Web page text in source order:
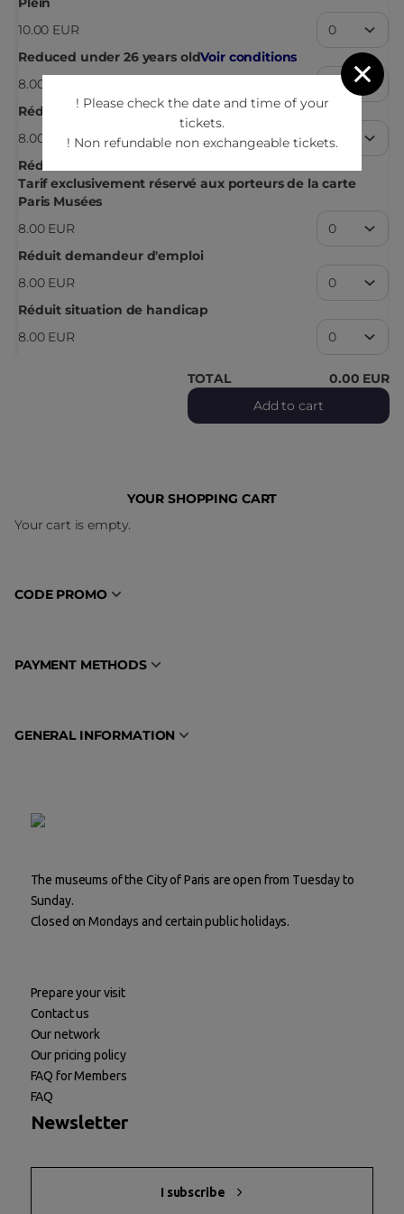
10.00 EUR
Reduced under 26 years oldVoir conditions
8.00
Réduit enseignant
8.00
EUR
Réduit adhérent Paris Musées
Tarif exclusivement réservé aux porteurs de la carte
Paris Musées
8.00 EUR
Réduit demandeur d'emploi
8.00 EUR
Réduit situation de handicap
8.00 EUR
TOTAL 0.00 EUR
Add to cart
YOUR SHOPPING CART
Your cart is empty.
CODE PROMO
PAYMENT METHODS
GENERAL INFORMATION
! Please check the date and time of your
tickets.
! Non refundable non exchangeable tickets.